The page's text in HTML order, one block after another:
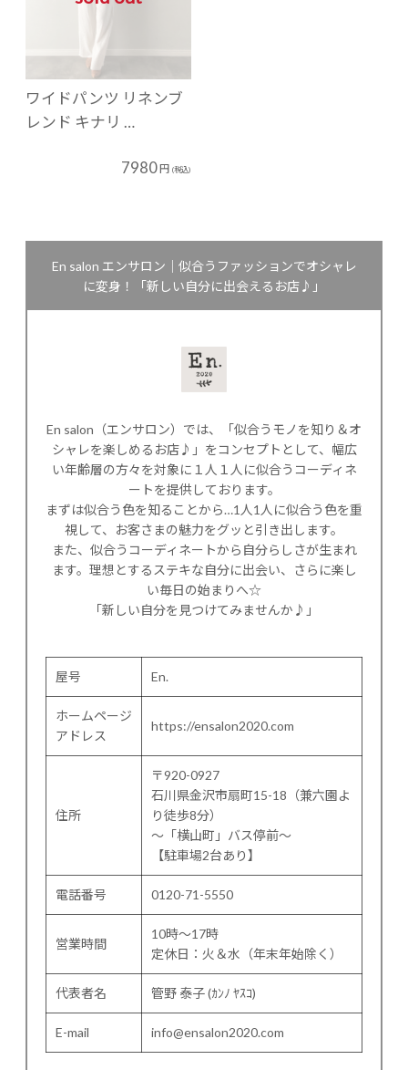
ワイドパンツ リネンブ
レンド キナリ …
7980 円 (税込)
En salon エンサロン｜似合うファッションでオシャレ
に変身！「新しい自分に出会えるお店♪」
En salon（エンサロン）では、「似合うモノを知り＆オ
シャレを楽しめるお店♪」をコンセプトとして、幅広
い年齢層の方々を対象に１人１人に似合うコーディネ
ートを提供しております。
まずは似合う色を知ることから…1人1人に似合う色を重
視して、お客さまの魅力をグッと引き出します。
また、似合うコーディネートから自分らしさが生まれ
ます。理想とするステキな自分に出会い、さらに楽し
い毎日の始まりへ☆
「新しい自分を見つけてみませんか♪」
屋号 En.
ホームページ
アドレス
https://ensalon2020.com
住所
〒920-0927
石川県金沢市扇町15-18（兼六園よ
り徒歩8分）
〜「横山町」バス停前〜
【駐車場2台あり】
電話番号 0120-71-5550
営業時間
10時～17時
定休日：火＆水（年末年始除く）
代表者名 管野 泰子 (ｶﾝﾉ ﾔｽｺ)
E-mail info@ensalon2020.com